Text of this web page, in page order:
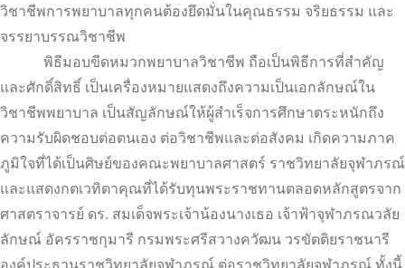
วิชาชีพการพยาบาลทุกคนต้องยึดมั่นในคุณธรรม จริยธรรม และ
จรรยาบรรณวิชาชีพ
พิธีมอบขีดหมวกพยาบาลวิชาชีพ ถือเป็นพิธีการที่สำคัญ
และศักดิ์สิทธิ์ เป็นเครื่องหมายแสดงถึงความเป็นเอกลักษณ์ใน
วิชาชีพพยาบาล เป็นสัญลักษณ์ให้ผู้สำเร็จการศึกษาตระหนักถึง
ความรับผิดชอบต่อตนเอง ต่อวิชาชีพและต่อสังคม เกิดความภาค
ภูมิใจที่ได้เป็นศิษย์ของคณะพยาบาลศาสตร์ ราชวิทยาลัยจุฬาภรณ์
และแสดงกตเวทิตาคุณที่ได้รับทุนพระราชทานตลอดหลักสูตรจาก
ศาสตราจารย์ ดร. สมเด็จพระเจ้าน้องนางเธอ เจ้าฟ้าจุฬาภรณวลัย
ลักษณ์ อัครราชกุมารี กรมพระศรีสวางควัฒน วรขัตติยราชนารี
องค์ประธานราชวิทยาลัยจุฬาภรณ์ ต่อราชวิทยาลัยจุฬาภรณ์ ทั้งนี้